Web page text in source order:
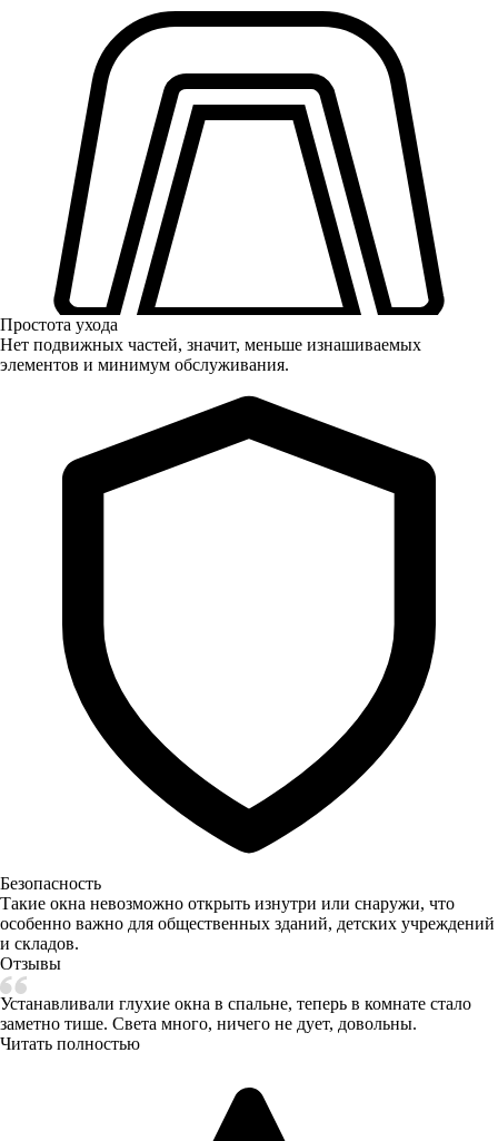
Простота ухода
Нет подвижных частей, значит, меньше изнашиваемых
элементов и минимум обслуживания.
Безопасность
Такие окна невозможно открыть изнутри или снаружи, что
особенно важно для общественных зданий, детских учреждений
и складов.
Отзывы
Устанавливали глухие окна в спальне, теперь в комнате стало
заметно тише. Света много, ничего не дует, довольны.
Читать полностью